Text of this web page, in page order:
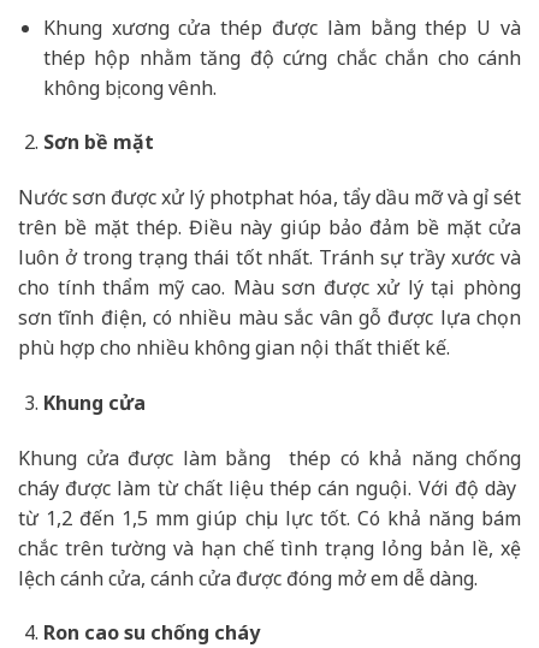
Khung xương cửa thép được làm bằng thép U và
thép hộp nhằm tăng độ cứng chắc chắn cho cánh
không bị cong vênh.
Sơn bề mặt
Nước sơn được xử lý photphat hóa, tẩy dầu mỡ và gỉ sét
trên bề mặt thép. Điều này giúp bảo đảm bề mặt cửa
luôn ở trong trạng thái tốt nhất. Tránh sự trầy xước và
cho tính thẩm mỹ cao. Màu sơn được xử lý tại phòng
sơn tĩnh điện, có nhiều màu sắc vân gỗ được lựa chọn
phù hợp cho nhiều không gian nội thất thiết kế.
Khung cửa
Khung cửa được làm bằng thép có khả năng chống
cháy được làm từ chất liệu thép cán nguội. Với độ dày
từ 1,2 đến 1,5 mm giúp chịu lực tốt. Có khả năng bám
chắc trên tường và hạn chế tình trạng lỏng bản lề, xệ
lệch cánh cửa, cánh cửa được đóng mở em dễ dàng.
Ron cao su chống cháy